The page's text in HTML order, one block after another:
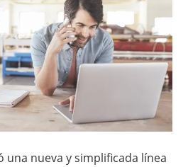
una nueva y simplificada línea